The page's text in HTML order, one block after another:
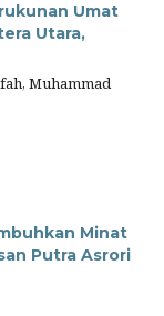
Umat
Utara,
Muhammad
Minat
Putra Asrori